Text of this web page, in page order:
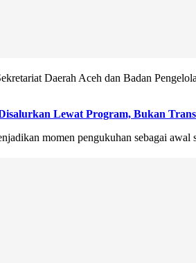
Daerah Aceh dan Badan
Lewat Program, Bukan
momen pengukuhan sebagai awal